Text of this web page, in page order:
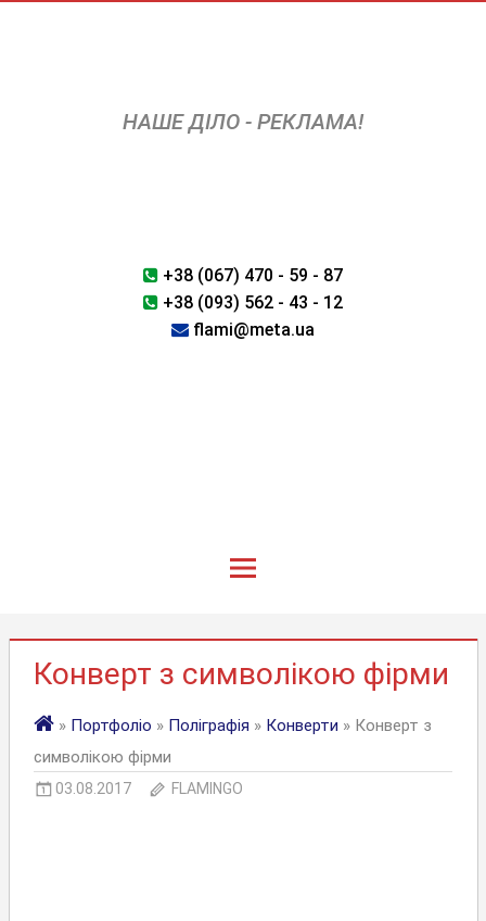
НАШЕ ДІЛО - РЕКЛАМА!
+38 (067) 470 - 59 - 87
+38 (093) 562 - 43 - 12
flami@meta.ua
Конверт з символікою фірми
» Портфоліо » Поліграфія » Конверти » Конверт з
символікою фірми
03.08.2017 FLAMINGO